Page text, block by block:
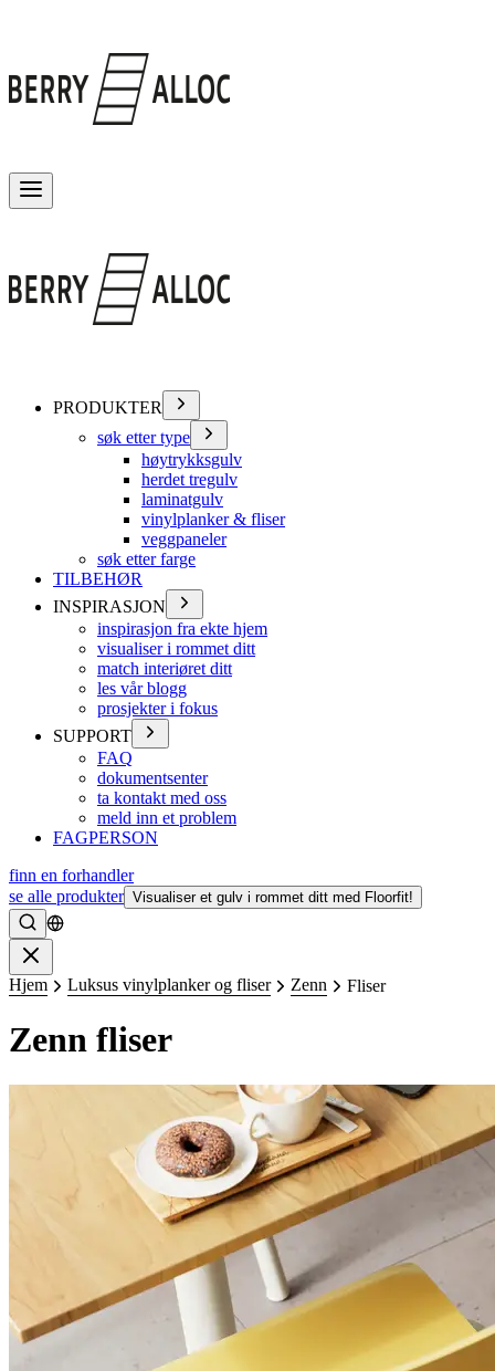
PRODUKTER
søk etter type
høytrykksgulv
herdet tregulv
laminatgulv
vinylplanker & fliser
veggpaneler
søk etter farge
TILBEHØR
INSPIRASJON
inspirasjon fra ekte hjem
visualiser i rommet ditt
match interiøret ditt
les vår blogg
prosjekter i fokus
SUPPORT
FAQ
dokumentsenter
ta kontakt med oss
meld inn et problem
FAGPERSON
finn en forhandler
se alle produkter Visualiser et gulv i rommet ditt med Floorfit!
Søke
Hjem Luksus vinylplanker og fliser Zenn Fliser
Zenn fliser